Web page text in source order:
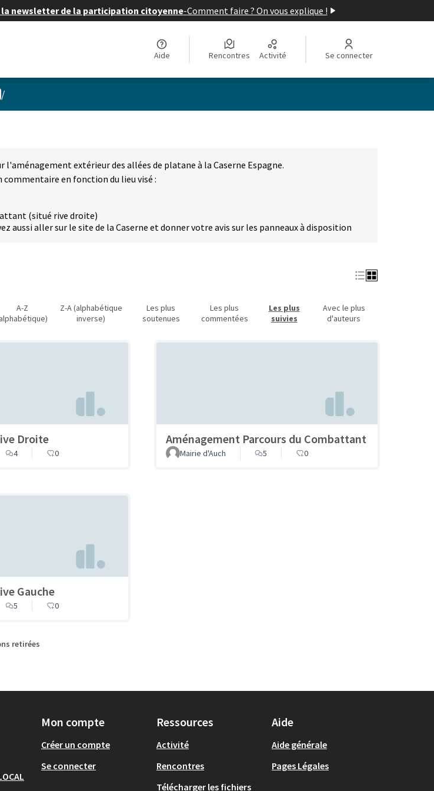
newsletter de la participation citoyenne-Comment faire ? On vous explique !
Aide Rencontres Activité Se connecter
utilisateur
/
l'aménagement extérieur des allées de platane à la Caserne Espagne.
commentaire en fonction du lieu visé :
(situé rive droite)
aussi aller sur le site de la Caserne et donner votre avis sur les panneaux à disposition
A-Z
Z-A (alphabétique
inverse)
Les plus
soutenues
Les plus
commentées
Les plus
suivies
Avec le plus
d'auteurs
Droite
4 0
Aménagement Parcours du Combattant
Mairie d'Auch 5 0
Gauche
5 0
retirées
Mon compte
Créer un compte
Se connecter
Ressources
Activité
Rencontres
Télécharger les fichiers
Aide
Aide générale
Pages Légales